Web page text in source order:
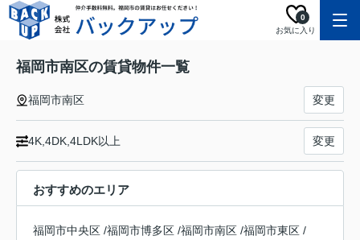
お気に入り
0
福岡市南区の賃貸物件一覧
福岡市南区 変更
4K,4DK,4LDK以上 変更
おすすめのエリア
福岡市中央区 /福岡市博多区 /福岡市南区 /福岡市東区 /